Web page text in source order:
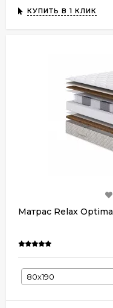
КУПИТЬ В 1 КЛИК
Матрас Relax Optima
80х190